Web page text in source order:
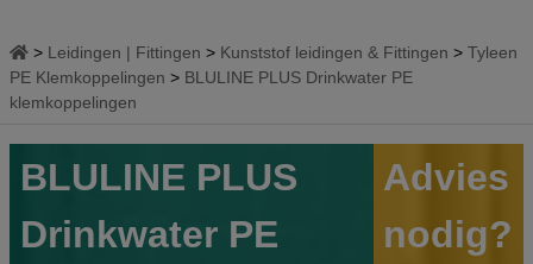
Leidingen | Fittingen Kunststof leidingen & Fittingen
Tyleen
PE Klemkoppelingen
BLULINE PLUS Drinkwater PE
klemkoppelingen
BLULINE PLUS
Drinkwater PE
Advies
nodig?